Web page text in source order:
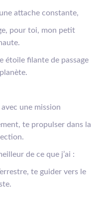
attache constante,
pour toi, mon petit
étoile filante de passage
avec une mission
te propulser dans la
de ce que j’ai :
te guider vers le
.